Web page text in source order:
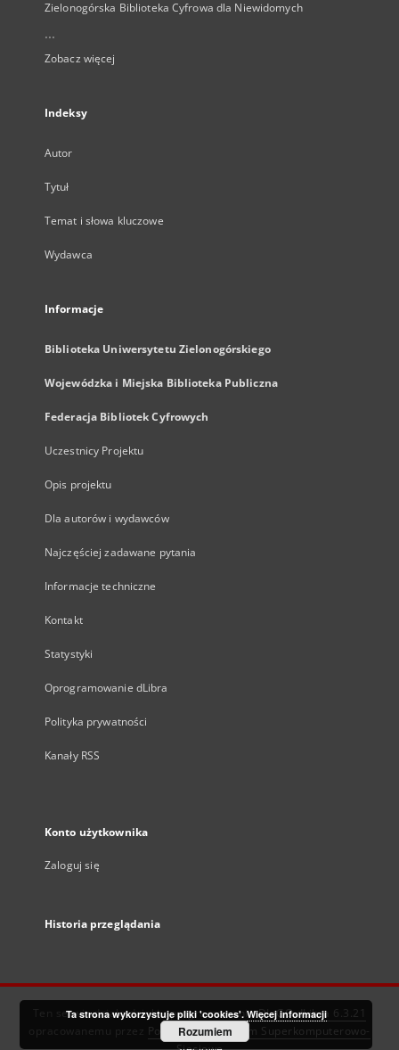
Zielonogórska Biblioteka Cyfrowa dla Niewidomych
...
Zobacz więcej
Indeksy
Autor
Tytuł
Temat i słowa kluczowe
Wydawca
Informacje
Biblioteka Uniwersytetu Zielonogórskiego
Wojewódzka i Miejska Biblioteka Publiczna
Federacja Bibliotek Cyfrowych
Uczestnicy Projektu
Opis projektu
Dla autorów i wydawców
Najczęściej zadawane pytania
Informacje techniczne
Kontakt
Statystyki
Oprogramowanie dLibra
Polityka prywatności
Kanały RSS
Konto użytkownika
Zaloguj się
Historia przeglądania
Ten serwis działa dzięki oprogramowaniuDInGO dLibra 6.3.21
Poznańskie Centrum Superkomputerowo-
Ta strona wykorzystuje pliki 'cookies'. Więcej informacji
Rozumiem